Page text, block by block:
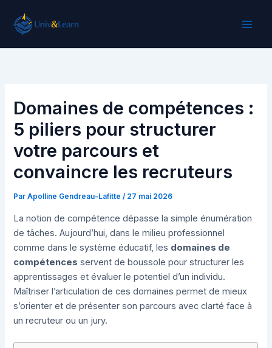
contenu
Domaines de compétences :
5 piliers pour structurer
votre parcours et
convaincre les recruteurs
ParApolline Gendreau-Lafitte/ 27 mai 2026
La notion de compétence dépasse la simple énumération
de tâches. Aujourd’hui, dans le milieu professionnel
comme dans le système éducatif, les domaines de
compétences servent de boussole pour structurer les
apprentissages et évaluer le potentiel d’un individu.
Maîtriser l’articulation de ces domaines permet de mieux
s’orienter et de présenter son parcours avec clarté face à
un recruteur ou un jury.